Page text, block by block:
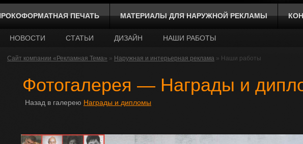
ПЕЧАТЬ МАТЕРИАЛЫ ДЛЯ НАРУЖНОЙ РЕКЛАМЫ
НОВОСТИ СТАТЬИ ДИЗАЙН НАШИ РАБОТЫ
Сайт компании «Рекламная Тема» » Наружная и интерьерная реклама » Наши работы
Фотогалерея — Награды и
Назад в галерею Награды и дипломы